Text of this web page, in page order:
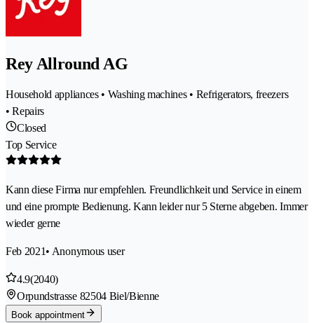
Rey Allround AG
Household appliances • Washing machines • Refrigerators, freezers
• Repairs
Closed
Top Service
Kann diese Firma nur empfehlen. Freundlichkeit und Service in einem
und eine prompte Bedienung. Kann leider nur 5 Sterne abgeben. Immer
wieder gerne
Feb 2021• Anonymous user
4.9(2040)
Orpundstrasse 82504 Biel/Bienne
Book appointment